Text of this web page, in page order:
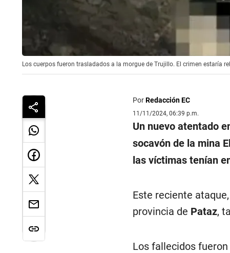
Los cuerpos fueron trasladados a la morgue de Trujillo. El crimen estaría
PorRedacción EC
11/11/2024, 06:39 p.m.
Un nuevo atentado
socavón de la mina
las víctimas tenían
Este reciente
provincia de Pataz,
Los fallecidos